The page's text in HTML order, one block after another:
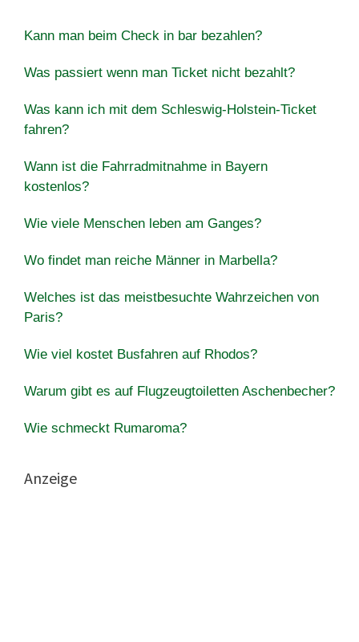
Kann man beim Check in bar bezahlen?
Was passiert wenn man Ticket nicht bezahlt?
Was kann ich mit dem Schleswig-Holstein-Ticket
fahren?
Wann ist die Fahrradmitnahme in Bayern
kostenlos?
Wie viele Menschen leben am Ganges?
Wo findet man reiche Männer in Marbella?
Welches ist das meistbesuchte Wahrzeichen von
Paris?
Wie viel kostet Busfahren auf Rhodos?
Warum gibt es auf Flugzeugtoiletten Aschenbecher?
Wie schmeckt Rumaroma?
Anzeige